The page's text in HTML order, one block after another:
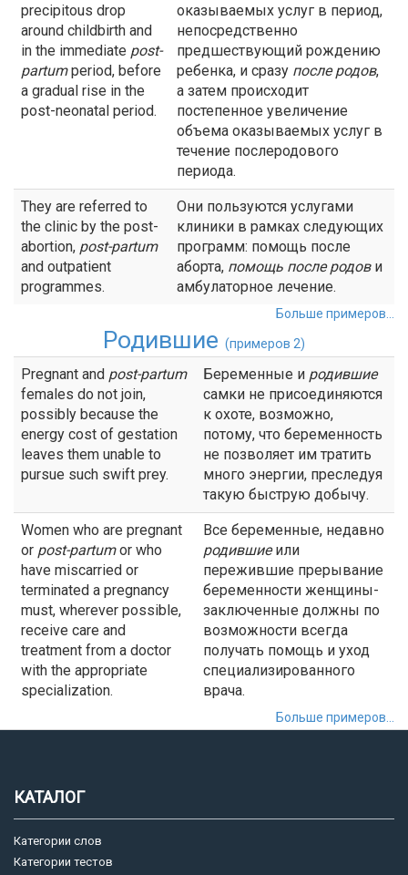
precipitous drop
around childbirth and
in the immediate post-
partumperiod, before
a gradual rise in the
post-neonatal period.
оказываемых услуг в период,
непосредственно
предшествующий рождению
ребенка, и сразу после родов,
а затем происходит
постепенное увеличение
объема оказываемых услуг в
течение послеродового
периода.
They are referred to
the clinic by the post-
abortion, post-partum
and outpatient
programmes.
Они пользуются услугами
клиники в рамках следующих
программ: помощь после
аборта, помощь после родови
амбулаторное лечение.
Больше примеров...
Родившие (примеров 2)
Pregnant and post-partum
females do not join,
possibly because the
energy cost of gestation
leaves them unable to
pursue such swift prey.
Беременные и родившие
самки не присоединяются
к охоте, возможно,
потому, что беременность
не позволяет им тратить
много энергии, преследуя
такую быструю добычу.
Women who are pregnant
or post-partumor who
have miscarried or
terminated a pregnancy
must, wherever possible,
receive care and
treatment from a doctor
with the appropriate
specialization.
Все беременные, недавно
родившиеили
пережившие прерывание
беременности женщины-
заключенные должны по
возможности всегда
получать помощь и уход
специализированного
врача.
Больше примеров...
КАТАЛОГ
Категории слов
Категории тестов